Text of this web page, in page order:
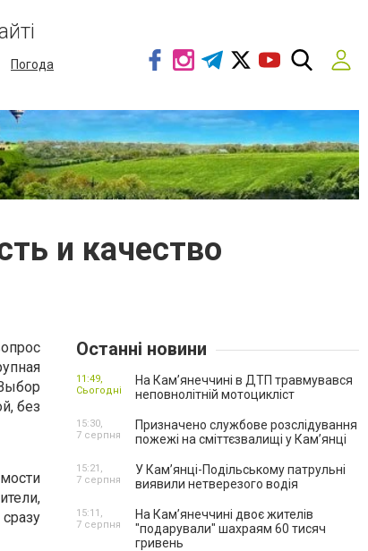
Погода
и качество
без
Останні новини
На Кам’янеччині в ДТП травмувався
неповнолітній мотоцикліст
11:49,
Сьогодні
Призначено службове розслідування
пожежі на сміттєзвалищі у Кам’янці
15:30,
7 серпня
У Кам’янці-Подільському патрульні
виявили нетверезого водія
15:21,
7 серпня
На Камʼянеччині двоє жителів
"подарували" шахраям 60 тисяч
гривень
15:11,
7 серпня